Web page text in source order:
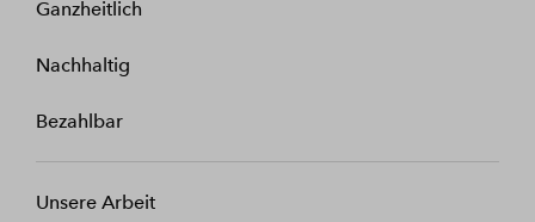
Ganzheitlich
Nachhaltig
Bezahlbar
Unsere Arbeit